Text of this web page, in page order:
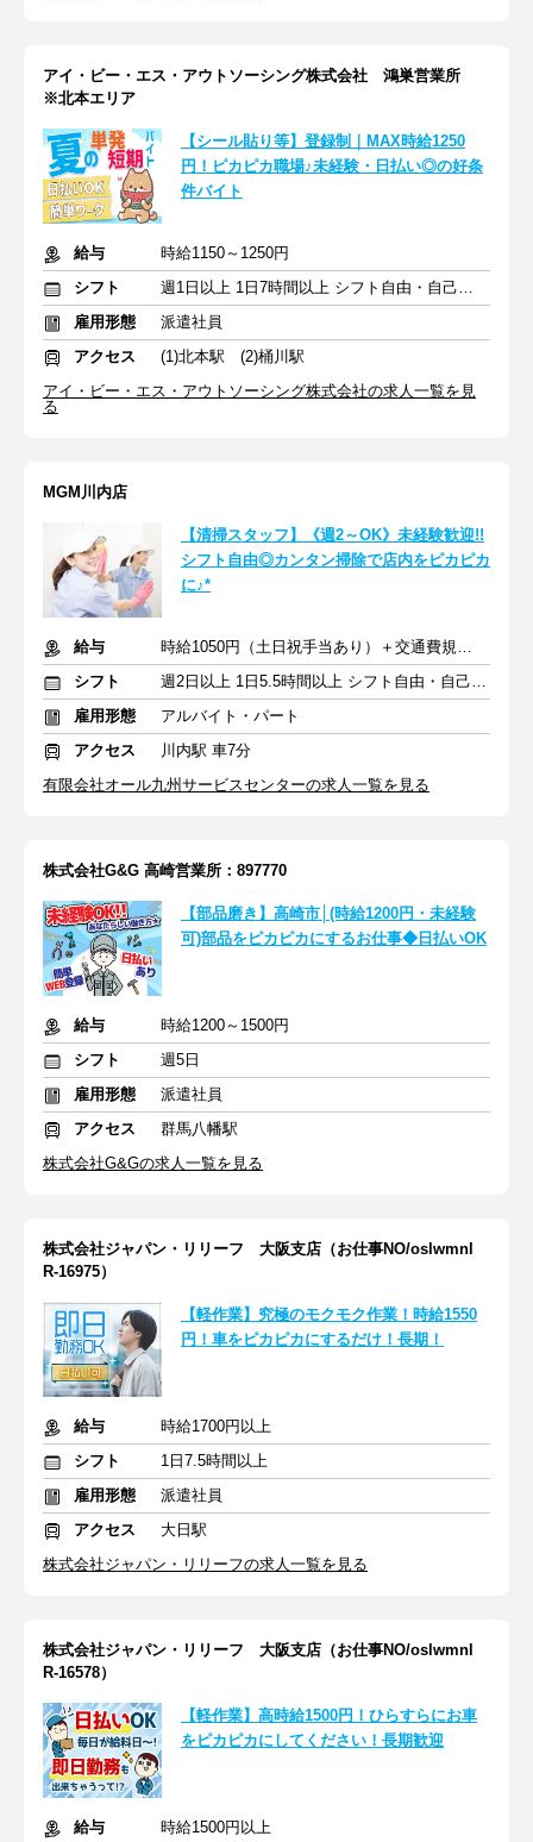
アイ・ビー・エス・アウトソーシング株式会社 鴻巣営業所
※北本エリア
【シール貼り等】登録制｜MAX時給1250
円！ピカピカ職場♪未経験・日払い◎の好条
件バイト
給与
時給1150～1250円
シフト
週1日以上 1日7時間以上 シフト自由・自己申告
雇用形態
派遣社員
アクセス
(1)北本駅 (2)桶川駅
アイ・ビー・エス・アウトソーシング株式会社の求人一覧を見
る
MGM川内店
【清掃スタッフ】《週2～OK》未経験歓迎!!
シフト自由◎カンタン掃除で店内をピカピカ
に♪*
給与
時給1050円（土日祝手当あり）＋交通費規定支給
シフト
週2日以上 1日5.5時間以上 シフト自由・自己申告
雇用形態
アルバイト・パート
アクセス
川内駅 車7分
有限会社オール九州サービスセンターの求人一覧を見る
株式会社G&G 高崎営業所：897770
【部品磨き】高崎市│(時給1200円・未経験
可)部品をピカピカにするお仕事◆日払いOK
給与
時給1200～1500円
シフト
週5日
雇用形態
派遣社員
アクセス
群馬八幡駅
株式会社G&Gの求人一覧を見る
株式会社ジャパン・リリーフ 大阪支店（お仕事NO/oslwmnl
R-16975）
【軽作業】究極のモクモク作業！時給1550
円！車をピカピカにするだけ！長期！
給与
時給1700円以上
シフト
1日7.5時間以上
雇用形態
派遣社員
アクセス
大日駅
株式会社ジャパン・リリーフの求人一覧を見る
株式会社ジャパン・リリーフ 大阪支店（お仕事NO/oslwmnl
R-16578）
【軽作業】高時給1500円！ひらすらにお車
をピカピカにしてください！長期歓迎
給与 時給1500円以上